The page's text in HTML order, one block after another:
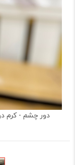
دور چشم - کرم